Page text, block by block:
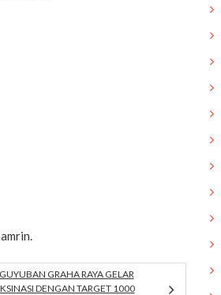
GRAHA RAYA GELAR
DENGAN TARGET 1000